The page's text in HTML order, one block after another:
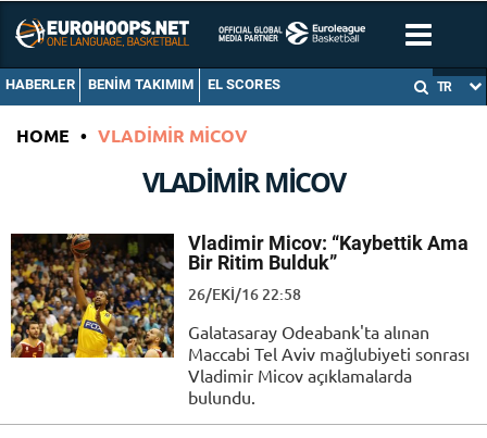
HABERLER BENIM TAKIMIM EL SCORES TR
HOME • VLADIMIR MICOV
VLADIMIR MICOV
Vladimir Micov: “Kaybettik Ama
Bir Ritim Bulduk”
26/EKI/16 22:58
Galatasaray Odeabank'ta alınan
Maccabi Tel Aviv mağlubiyeti sonrası
Vladimir Micov açıklamalarda
bulundu.